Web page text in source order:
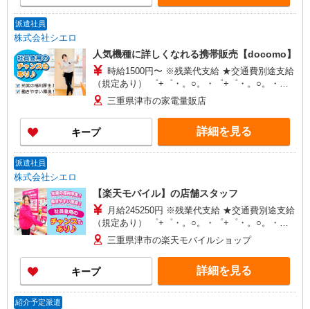
派遣社員
株式会社シエロ
人気機種に詳しくなれる携帯販売【docomo】
時給1500円〜 ※残業代支給 ★交通費別途支給
（規定あり） ゜+゜・。○。・゜+゜・。○。・゜
+゜ 入社祝い金10万円支給(規定有) お友達を紹介
頂くと, インセンティブ支給(規定有) ★月2回払
い・週払い可能（規程有）★ ゜・。○。・゜
+゜・。○。・゜+゜
三重県津市の家電量販店
キープ 詳細を見る
派遣社員
株式会社シエロ
【楽天モバイル】の店舗スタッフ
月給245250円 ※残業代支給 ★交通費別途支給
（規定あり） ゜+゜・。○。・゜+゜・。○。・゜
+゜ 入社祝い金10万円支給(規定有) お友達を紹介
頂くと, インセンティブ支給(規定有) ゜・。
○。・゜+゜・。○。・゜+゜
三重県津市の楽天モバイルショップ
キープ 詳細を見る
紹介予定派遣